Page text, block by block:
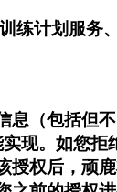
计划服
（包括但
现。如您
权后，顽